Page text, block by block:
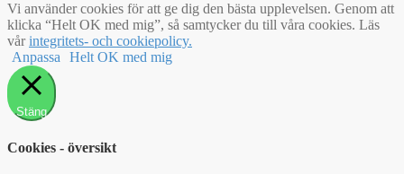
Vi använder cookies för att ge dig den bästa upplevelsen. Genom att
klicka “Helt OK med mig”, så samtycker du till våra cookies. Läs
vårintegritets- och cookiepolicy.
Anpassa
Helt OK med mig
Stäng
Cookies - översikt